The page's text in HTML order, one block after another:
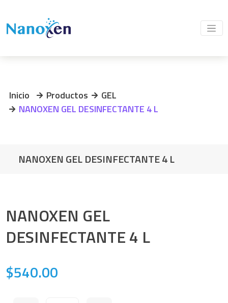
Inicio Productos
GEL
NANOXEN GEL DESINFECTANTE 4 L
NANOXEN GEL DESINFECTANTE 4 L
NANOXEN GEL
DESINFECTANTE 4 L
$540.00